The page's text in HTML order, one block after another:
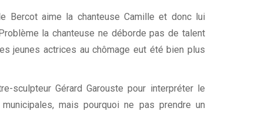
Bercot aime la chanteuse Camille et donc lui
la chanteuse ne déborde pas de talent
jeunes actrices au chômage eut été bien plus
sculpteur Gérard Garouste pour interpréter le
mais pourquoi ne pas prendre un